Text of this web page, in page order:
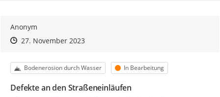
Anonym
Zeitpunkt des Erstellens
Zeitpunkt des Erstellens
27. November 2023Zur Äußerung
Kategorie
Bodenerosion durch Wasser Status
In Bearbeitung
Defekte an den Straßeneinläufen